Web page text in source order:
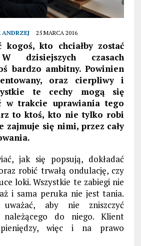
25 MARCA 2016
kogoś, kto chciałby zostać
dzisiejszych czasach
bardzo ambitny. Powinien
oraz cierpliwy i
te cechy mogą się
w trakcie uprawiania tego
to ktoś, kto nie tylko robi
zajmuje się nimi, przez cały
jak się popsują, dokładać
robić trwałą ondulację, czy
loki. Wszystkie te zabiegi nie
i sama peruka nie jest tania.
aby nie zniszczyć
do niego. Klient
pieniędzy, więc i na prawo